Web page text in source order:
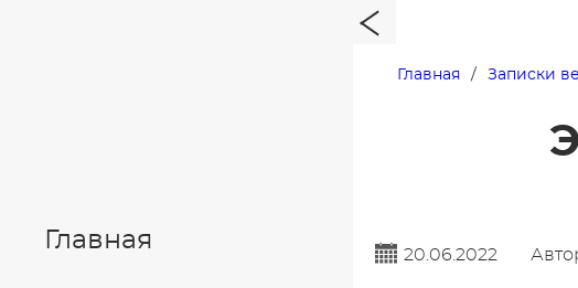
Главная
Главная Записки
20.06.2022